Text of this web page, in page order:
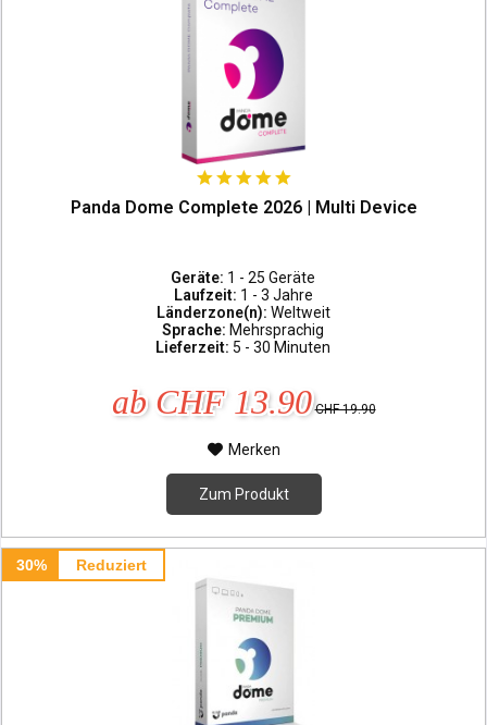
Panda Dome Complete 2026 | Multi Device
Geräte: 1 - 25 Geräte
Laufzeit: 1 - 3 Jahre
Länderzone(n): Weltweit
Sprache: Mehrsprachig
Lieferzeit: 5 - 30 Minuten
ab CHF 13.90 CHF 19.90
Merken
Zum Produkt
30% Reduziert